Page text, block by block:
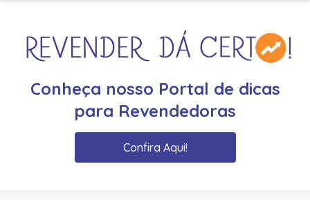
Conheça nosso Portal de dicas
para Revendedoras
Confira Aqui!